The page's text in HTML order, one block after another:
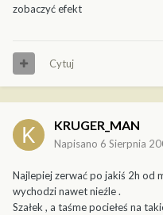
zobaczyć efekt
Cytuj
KRUGER_MAN
Napisano 6 Sierpnia
Najlepiej zerwać po jakiś 2h od
wychodzi nawet nieźle .
Szałek , a taśme pociełeś na